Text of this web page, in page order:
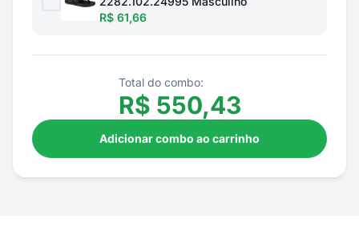
R$ 61,66
Total do combo:
R$ 550,43
Adicionar combo ao carrinho